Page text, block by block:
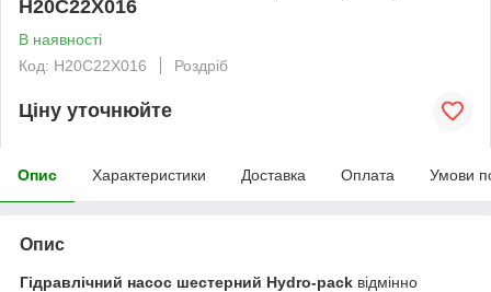
H20C22X016
В наявності
Код: H20C22X016
Роздріб
Ціну уточнюйте
Опис Характеристики Доставка Оплата Умови
Опис
Гідравлічний насос шестерний Hydro-pack відмінно